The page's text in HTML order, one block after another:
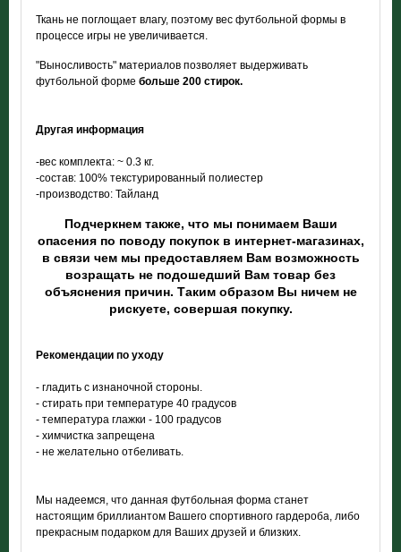
Ткань не поглощает влагу, поэтому вес футбольной формы в
процессе игры не увеличивается.
"Выносливость" материалов позволяет выдерживать
футбольной формебольше 200 стирок.
Другая информация
-вес комплекта: ~ 0.3 кг.
-состав: 100% текстурированный полиестер
-производство: Тайланд
Подчеркнем также, что мы понимаем Ваши
опасения по поводу покупок в интернет-магазинах,
в связи чем мы предоставляем Вам возможность
возращать не подошедший Вам товар без
объяснения причин. Таким образом Вы ничем не
рискуете, совершая покупку.
Рекомендации по уходу
- гладить с изнаночной стороны.
- стирать при температуре 40 градусов
- температура глажки - 100 градусов
- химчистка запрещена
- не желательно отбеливать.
Мы надеемся, что данная футбольная форма станет
настоящим бриллиантом Вашего спортивного гардероба, либо
прекрасным подарком для Ваших друзей и близких.